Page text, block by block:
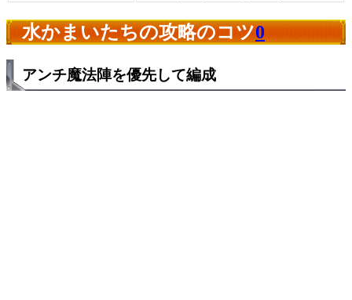
水かまいたちの攻略のコツ0
アンチ魔法陣を優先して編成